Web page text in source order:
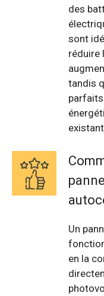
des
sont
réduire
tandis
Un
en la